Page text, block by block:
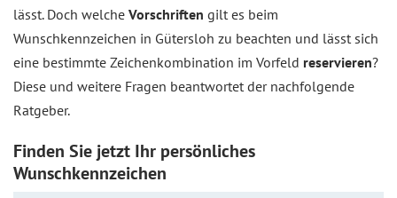
lässt. Doch welche Vorschriften gilt es beim
Wunschkennzeichen in Gütersloh zu beachten und lässt sich
eine bestimmte Zeichenkombination im Vorfeld reservieren?
Diese und weitere Fragen beantwortet der nachfolgende
Ratgeber.
Finden Sie jetzt Ihr persönliches
Wunschkennzeichen